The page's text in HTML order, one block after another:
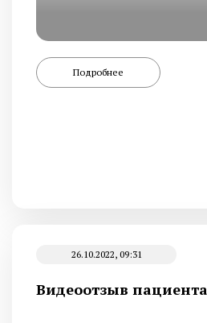
Подробнее
26.10.2022, 09:31
Видеоотзыв пациента